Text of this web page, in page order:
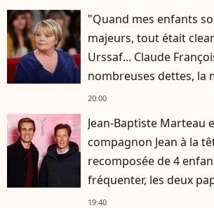
"Quand mes enfants
majeurs, tout était
Urssaf... Claude
nombreuses dettes, la
s'est occupée de tout
20:00
Jean-Baptiste Marteau
compagnon Jean à la
recomposée de 4
fréquenter, les deux
connaissaient depuis
19:40